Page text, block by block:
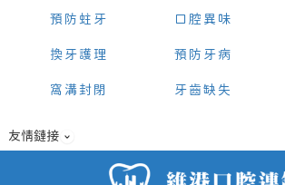
預防蛀牙
換牙護理
窩溝封閉
口腔異味
預防牙病
牙齒缺失
友情鏈接